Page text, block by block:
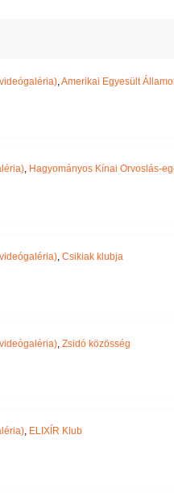
,Amerikai Egyesült
, Hagyományos Kínai Orvoslás-
, Csikiak klubja
, Zsidó közösség
, ELIXÍR Klub